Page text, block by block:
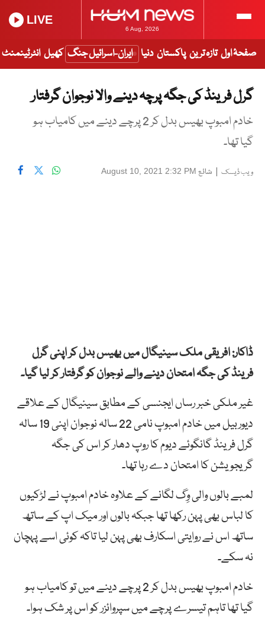
6 Aug, 2026
LIVE
صفحۂ اول تازہ ترین پاکستان دنیا ایران-اسرائیل جنگ کھیل انٹرٹینمنٹ
گرل فرینڈ کی جگہ پرچہ دینے والا نوجوان گرفتار
خادم امبوپ بھیس بدل کر 2 پرچے دینے میں کامیاب ہو
گیا تھا۔
ویب ڈیسک | شائع August 10, 2021 2:32 PM
ڈاکار: افریقی ملک سینیگال میں بھیس بدل کر اپنی گرل
فرینڈ کی جگہ امتحان دینے والے نوجوان کو گرفتار کر لیا گیا۔
غیر ملکی خبر رساں ایجنسی کے مطابق سینیگال کے علاقے
دیوربیل میں خادم امبوپ نامی 22 سالہ نوجوان اپنی 19 سالہ
گرل فرینڈ گانگوئے دیوم کا روپ دھار کر اس کی جگہ
گریجویشن کا امتحان دے رہا تھا۔
لمبے بالوں والی وِگ لگانے کے علاوہ خادم امبوپ نے لڑکیوں
کا لباس بھی پہن رکھا تھا جبکہ بالوں اور میک اپ کے ساتھ
ساتھ اس نے روایتی اسکارف بھی پہن لیا تاکہ کوئی اسے پہچان
نہ سکے۔
خادم امبوپ بھیس بدل کر 2 پرچے دینے میں تو کامیاب ہو
گیا تھا تاہم تیسرے پرچے میں سپروائزر کو اس پر شک ہوا۔